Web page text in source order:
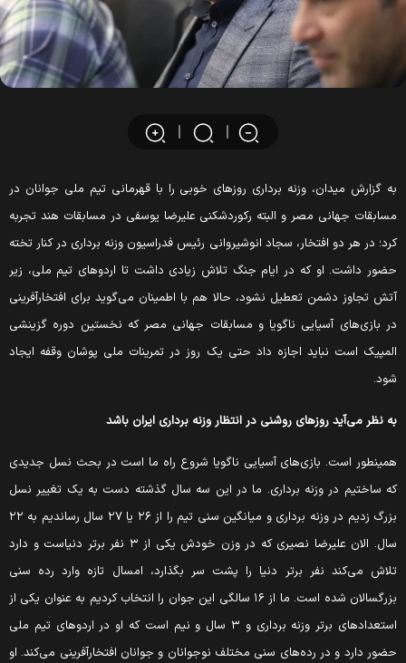
گزارش میدان، وزنه برداری روز‌های خوبی را با قهرمانی تیم ملی جوانان در
جهانی مصر و البته رکوردشکنی علیرضا یوسفی در مسابقات هند تجربه
در هر دو افتخار، سجاد انوشیروانی رئیس فدراسیون وزنه برداری در کنار تخته
داشت. او که در ایام جنگ تلاش زیادی داشت تا اردو‌های تیم ملی، زیر
تجاوز دشمن تعطیل نشود، حالا هم با اطمینان می‌گوید برای افتخارآفرینی
بازی‌های آسیایی ناگویا و مسابقات جهانی مصر که نخستین دوره گزینشی
است نباید اجازه داد حتی یک روز در تمرینات ملی پوشان وقفه ایجاد
نظر می‌آید روز‌های روشنی در انتظار وزنه برداری ایران باشد
است. بازی‌های آسیایی ناگویا شروع راه ما است در بحث نسل جدیدی
ساختیم در وزنه برداری. ما در این سه سال گذشته دست به یک تغییر نسل
بزرگ زدیم در وزنه برداری و میانگین سنی تیم را از ۲۶ یا ۲۷ سال رساندیم به ۲۲
سال. الان علیرضا نصیری که در وزن خودش یکی از ۳ نفر برتر دنیاست و دارد
می‌کند نفر برتر دنیا را پشت سر بگذارد، امسال تازه وارد رده سنی
بزرگسالان شده است. ما از ۱۶ سالگی این جوان را انتخاب کردیم به عنوان یکی از
استعداد‌های برتر وزنه برداری و ۳ سال و نیم است که او در اردو‌های تیم ملی
دارد و در رده‌های سنی مختلف نوجوانان و جوانان افتخارآفرینی می‌کند. او